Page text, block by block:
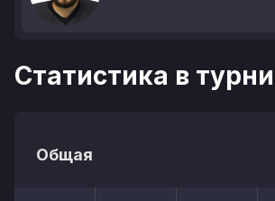
Статистика в
Общая